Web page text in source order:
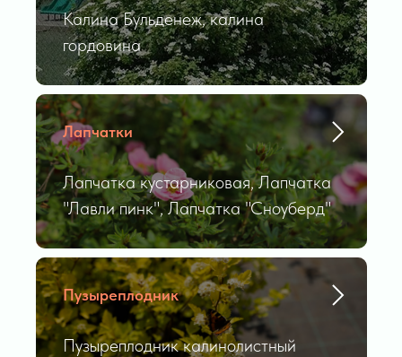
Калина Бульденеж, калина
гордовина
Лапчатки
Лапчатка кустарниковая, Лапчатка
"Лавли пинк", Лапчатка "Сноуберд"
Пузыреплодник
Пузыреплодник калинолистный